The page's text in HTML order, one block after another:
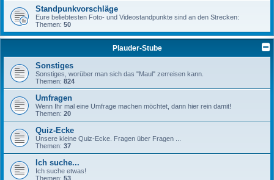
Standpunkvorschläge
Eure beliebtesten Foto- und Videostandpunkte sind an den Strecken:
Themen: 50
Plauder-Stube
Sonstiges
Sonstiges, worüber man sich das "Maul" zerreisen kann.
Themen: 824
Umfragen
Wenn Ihr mal eine Umfrage machen möchtet, dann hier rein damit!
Themen: 20
Quiz-Ecke
Unsere kleine Quiz-Ecke. Fragen über Fragen ...
Themen: 37
Ich suche...
Ich suche etwas!
Themen: 53